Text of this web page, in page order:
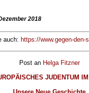
2018
auch: https://www.gegen-den-
Post an Helga Fitzner
JUDENTUM